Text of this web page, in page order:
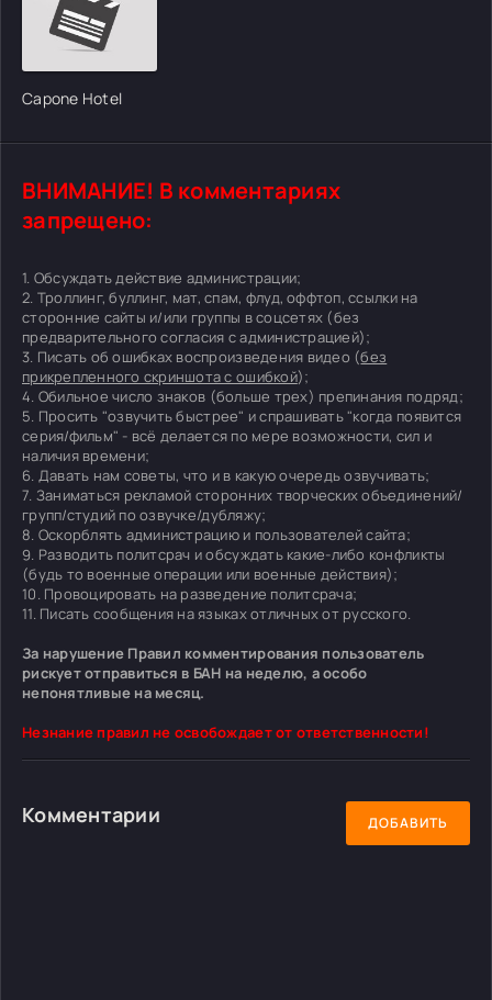
Capone Hotel
ВНИМАНИЕ! В комментариях
запрещено:
1. Обсуждать действие администрации;
2. Троллинг, буллинг, мат, спам, флуд, оффтоп, ссылки на
сторонние сайты и/или группы в соцсетях (без
предварительного согласия с администрацией);
3. Писать об ошибках воспроизведения видео (без
прикрепленного скриншота с ошибкой);
4. Обильное число знаков (больше трех) препинания подряд;
5. Просить "озвучить быстрее" и спрашивать "когда появится
серия/фильм" - всё делается по мере возможности, сил и
наличия времени;
6. Давать нам советы, что и в какую очередь озвучивать;
7. Заниматься рекламой сторонних творческих объединений/
групп/студий по озвучке/дубляжу;
8. Оскорблять администрацию и пользователей сайта;
9. Разводить политсрач и обсуждать какие-либо конфликты
(будь то военные операции или военные действия);
10. Провоцировать на разведение политсрача;
11. Писать сообщения на языках отличных от русского.
За нарушение Правил комментирования пользователь
рискует отправиться в БАН на неделю, а особо
непонятливые на месяц.
Незнание правил не освобождает от ответственности!
Комментарии ДОБАВИТЬ